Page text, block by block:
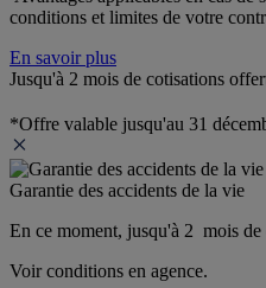
conditions et limites de votre
En savoir plus
Jusqu'à 2 mois de cotisations
*Offre valable jusqu'au 31
Garantie des accidents de la vie
En ce moment, jusqu'à 2  mois
Voir conditions en agence.